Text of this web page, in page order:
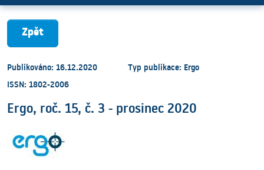
Zpět
Publikováno: 16.12.2020
Typ publikace: Ergo
ISSN: 1802-2006
Ergo, roč. 15, č. 3 - prosinec 2020